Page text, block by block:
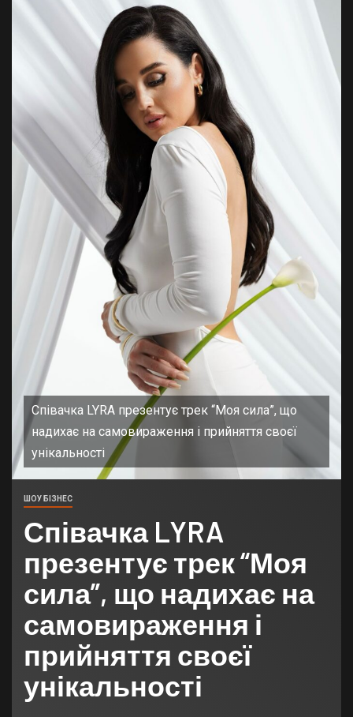
Співачка LYRA презентує трек “Моя сила”, що
надихає на самовираження і прийняття своєї
унікальності
ШОУ БІЗНЕС
Співачка LYRA
презентує трек “Моя
сила”, що надихає на
самовираження і
прийняття своєї
унікальності